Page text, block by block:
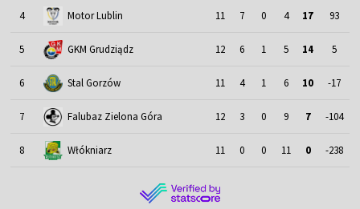
4 Motor Lublin 11 7 0 4 17 93
5 GKM Grudziądz 12 6 1 5 14 5
6 Stal Gorzów 11 4 1 6 10 -17
7 Falubaz Zielona Góra 12 3 0 9 7 -104
8 Włókniarz 11 0 0 11 0 -238